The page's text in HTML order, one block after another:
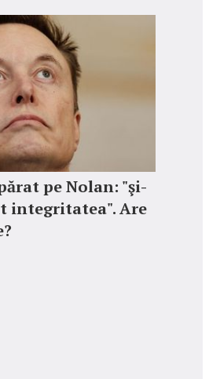
pe Nolan: "şi-
integritatea". Are